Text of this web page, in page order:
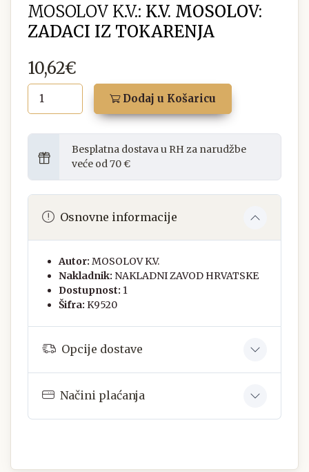
MOSOLOV K.V.: K.V. MOSOLOV:
ZADACI IZ TOKARENJA
10,62€
Dodaj u Košaricu
Besplatna dostava u RH za narudžbe
veće od 70 €
Osnovne informacije
Autor: MOSOLOV K.V.
Nakladnik: NAKLADNI ZAVOD HRVATSKE
Dostupnost: 1
Šifra: K9520
Opcije dostave
Načini plaćanja